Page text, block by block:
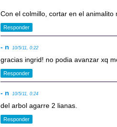
Con el colmillo, cortar en el
Responder
- n 10/5/11, 0:22
gracias ingrid! no podia avanzar xq
Responder
- n 10/5/11, 0:24
del arbol agarre 2 lianas.
Responder